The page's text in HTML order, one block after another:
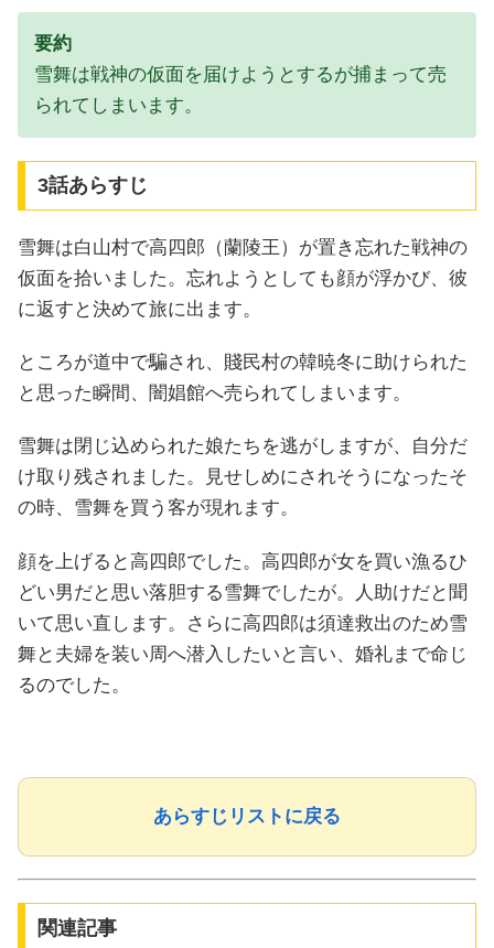
要約
雪舞は戦神の仮面を届けようとするが捕まって売
られてしまいます。
3話あらすじ
雪舞は白山村で高四郎（蘭陵王）が置き忘れた戦神の
仮面を拾いました。忘れようとしても顔が浮かび、彼
に返すと決めて旅に出ます。
ところが道中で騙され、賤民村の韓暁冬に助けられた
と思った瞬間、闇娼館へ売られてしまいます。
雪舞は閉じ込められた娘たちを逃がしますが、自分だ
け取り残されました。見せしめにされそうになったそ
の時、雪舞を買う客が現れます。
顔を上げると高四郎でした。高四郎が女を買い漁るひ
どい男だと思い落胆する雪舞でしたが。人助けだと聞
いて思い直します。さらに高四郎は須達救出のため雪
舞と夫婦を装い周へ潜入したいと言い、婚礼まで命じ
るのでした。
あらすじリストに戻る
関連記事